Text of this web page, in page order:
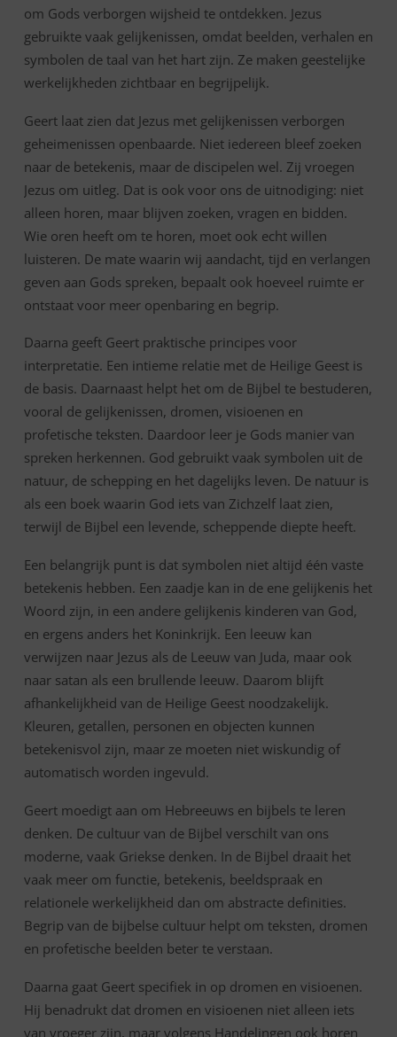
om Gods verborgen wijsheid te ontdekken. Jezus
gebruikte vaak gelijkenissen, omdat beelden, verhalen en
symbolen de taal van het hart zijn. Ze maken geestelijke
werkelijkheden zichtbaar en begrijpelijk.
Geert laat zien dat Jezus met gelijkenissen verborgen
geheimenissen openbaarde. Niet iedereen bleef zoeken
naar de betekenis, maar de discipelen wel. Zij vroegen
Jezus om uitleg. Dat is ook voor ons de uitnodiging: niet
alleen horen, maar blijven zoeken, vragen en bidden.
Wie oren heeft om te horen, moet ook echt willen
luisteren. De mate waarin wij aandacht, tijd en verlangen
geven aan Gods spreken, bepaalt ook hoeveel ruimte er
ontstaat voor meer openbaring en begrip.
Daarna geeft Geert praktische principes voor
interpretatie. Een intieme relatie met de Heilige Geest is
de basis. Daarnaast helpt het om de Bijbel te bestuderen,
vooral de gelijkenissen, dromen, visioenen en
profetische teksten. Daardoor leer je Gods manier van
spreken herkennen. God gebruikt vaak symbolen uit de
natuur, de schepping en het dagelijks leven. De natuur is
als een boek waarin God iets van Zichzelf laat zien,
terwijl de Bijbel een levende, scheppende diepte heeft.
Een belangrijk punt is dat symbolen niet altijd één vaste
betekenis hebben. Een zaadje kan in de ene gelijkenis het
Woord zijn, in een andere gelijkenis kinderen van God,
en ergens anders het Koninkrijk. Een leeuw kan
verwijzen naar Jezus als de Leeuw van Juda, maar ook
naar satan als een brullende leeuw. Daarom blijft
afhankelijkheid van de Heilige Geest noodzakelijk.
Kleuren, getallen, personen en objecten kunnen
betekenisvol zijn, maar ze moeten niet wiskundig of
automatisch worden ingevuld.
Geert moedigt aan om Hebreeuws en bijbels te leren
denken. De cultuur van de Bijbel verschilt van ons
moderne, vaak Griekse denken. In de Bijbel draait het
vaak meer om functie, betekenis, beeldspraak en
relationele werkelijkheid dan om abstracte definities.
Begrip van de bijbelse cultuur helpt om teksten, dromen
en profetische beelden beter te verstaan.
Daarna gaat Geert specifiek in op dromen en visioenen.
Hij benadrukt dat dromen en visioenen niet alleen iets
van vroeger zijn, maar volgens Handelingen ook horen